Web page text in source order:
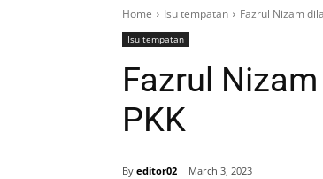
Home Isu tempatan Fazrul Nizam
Isu tempatan
Fazrul
PKK
By editor02 March 3, 2023